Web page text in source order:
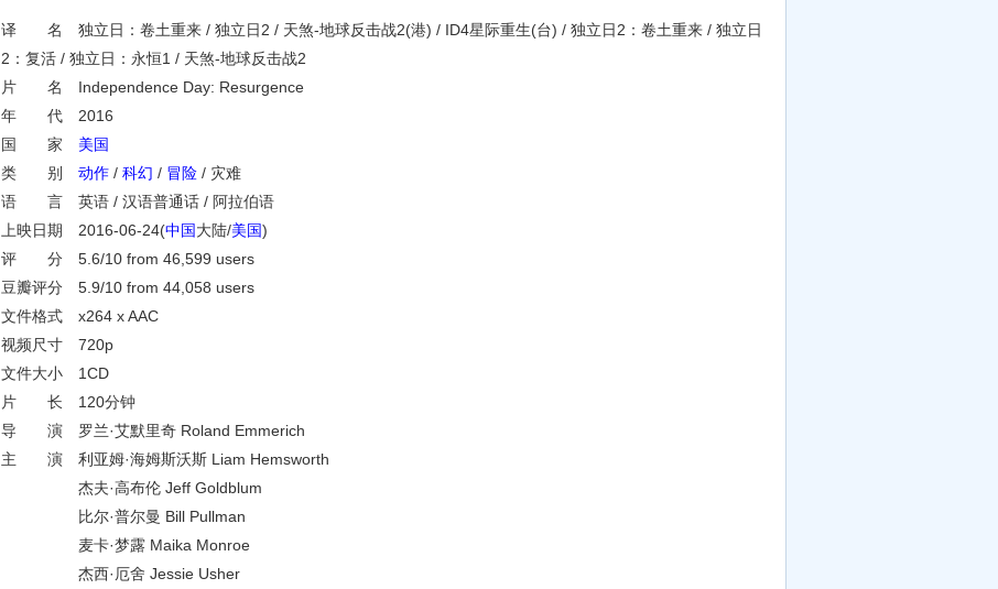
译 名 独立日：卷土重来 / 独立日2 / 天煞-地球反击战2(港) / ID4星际重生(台) / 独立日2：卷土重来 / 独立日
2：复活 / 独立日：永恒1 / 天煞-地球反击战2
片 名 Independence Day: Resurgence
年 代 2016
国 家 美国
类 别 动作 / 科幻 / 冒险 / 灾难
语 言 英语 / 汉语普通话 / 阿拉伯语
上映日期 2016-06-24(中国大陆/美国)
评 分 5.6/10 from 46,599 users
豆瓣评分 5.9/10 from 44,058 users
文件格式 x264 x AAC
视频尺寸 720p
文件大小 1CD
片 长 120分钟
导 演 罗兰·艾默里奇 Roland Emmerich
主 演 利亚姆·海姆斯沃斯 Liam Hemsworth
杰夫·高布伦 Jeff Goldblum
比尔·普尔曼 Bill Pullman
麦卡·梦露 Maika Monroe
杰西·厄舍 Jessie Usher